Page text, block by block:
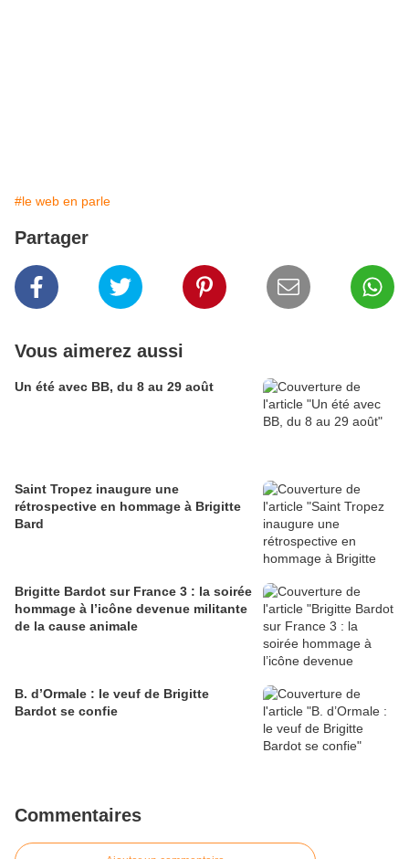
#le web en parle
Partager
Vous aimerez aussi
Un été avec BB, du 8 au 29 août
Saint Tropez inaugure une
rétrospective en hommage à Brigitte
Bard
Brigitte Bardot sur France 3 : la soirée
hommage à l’icône devenue militante
de la cause animale
B. d’Ormale : le veuf de Brigitte
Bardot se confie
Commentaires